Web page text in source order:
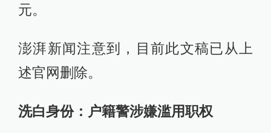
元。
澎湃新闻注意到，目前此文稿已从上
述官网删除。
洗白身份：户籍警涉嫌滥用职权